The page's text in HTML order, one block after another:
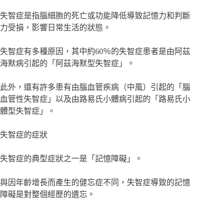
失智症是指腦細胞的死亡或功能降低導致記憶力和判斷
力受損，影響日常生活的狀態。
失智症有多種原因，其中約60％的失智症患者是由阿茲
海默病引起的「阿茲海默型失智症」。
此外，還有許多患有由腦血管疾病（中風）引起的「腦
血管性失智症」以及由路易氏小體病引起的「路易氏小
體型失智症」。
失智症的症狀
失智症的典型症狀之一是「記憶障礙」。
與因年齡增長而產生的健忘症不同，失智症導致的記憶
障礙是對整個經歷的遺忘。